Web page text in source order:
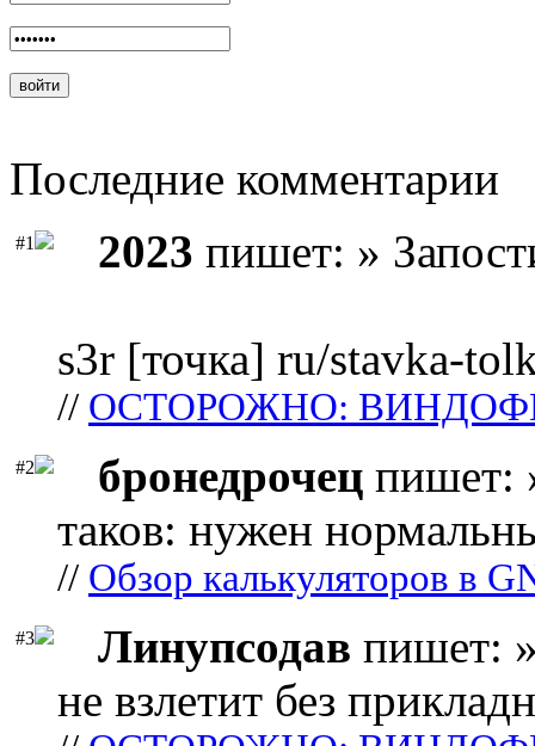
Последние комментарии
#1 2023 пишет: »
s3r [точка] ru/stavka-
// ОСТОРОЖНО:
#2 бронедрочец пишет:
таков: нужен
// Обзор калькуляторов в
#3 Линупсодав пишет:
не взлетит без